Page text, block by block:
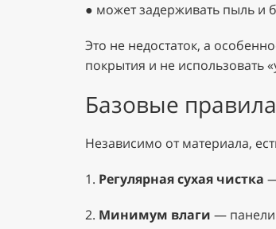
● может задерживать пыль и
Это не недостаток, а
покрытия и не использовать
Базовые
Независимо от материала,
1. Регулярная сухая чистка
2. Минимум влаги — панели